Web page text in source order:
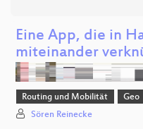
Eine App, die in
miteinander
Routing und Mobilität Geo
Sören Reinecke